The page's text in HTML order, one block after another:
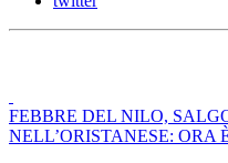
FEBBRE DEL NILO,
NELL’ORISTANESE: ORA